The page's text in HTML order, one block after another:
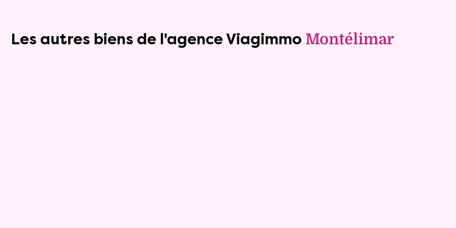
Les autres biens de l'agence Viagimmo Montélimar